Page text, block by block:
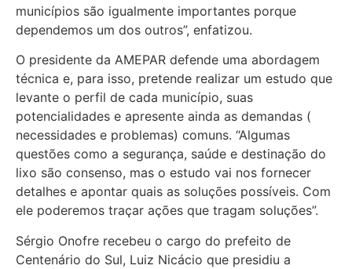
municípios são igualmente importantes porque
dependemos um dos outros”, enfatizou.
O presidente da AMEPAR defende uma abordagem
técnica e, para isso, pretende realizar um estudo que
levante o perfil de cada município, suas
potencialidades e apresente ainda as demandas (
necessidades e problemas) comuns. “Algumas
questões como a segurança, saúde e destinação do
lixo são consenso, mas o estudo vai nos fornecer
detalhes e apontar quais as soluções possíveis. Com
ele poderemos traçar ações que tragam soluções”.
Sérgio Onofre recebeu o cargo do prefeito de
Centenário do Sul, Luiz Nicácio que presidiu a